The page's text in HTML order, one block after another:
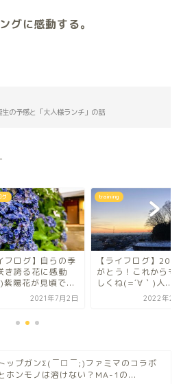
に感動する。
の予感と「大人様ランチ」の話
フログ】20年あり
！これからもよろ
ね(=´∀｀)人...
2022年2月12日
ライフログ
【ライフログ】雲
好きだなぁ(´∀｀)
上げてみました
2021年
トップガンΣ(￣□￣;)ファミマのコラボ
ホンモノは溶けない？MA-1の...